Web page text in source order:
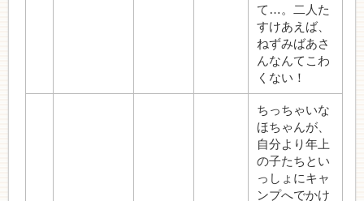
て…。二人た
すけあえば、
ねずみばあさ
んなんてこわ
くない！
ちっちゃいな
ほちゃんが、
自分より年上
の子たちとい
っしょにキャ
ンプへでかけ